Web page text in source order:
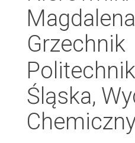
Grzechnik
Śląska,